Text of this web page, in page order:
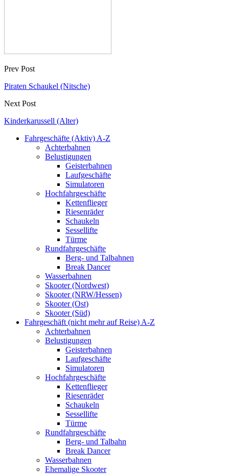
Prev Post
Piraten Schaukel (Nitsche)
Next Post
Kinderkarussell (Alter)
Fahrgeschäfte (Aktiv) A-Z
Achterbahnen
Belustigungen
Geisterbahnen
Laufgeschäfte
Simulatoren
Hochfahrgeschäfte
Kettenflieger
Riesenräder
Schaukeln
Sessellifte
Türme
Rundfahrgeschäfte
Berg- und Talbahnen
Break Dancer
Wasserbahnen
Skooter (Nordwest)
Skooter (NRW/Hessen)
Skooter (Ost)
Skooter (Süd)
Fahrgeschäft (nicht mehr auf Reise) A-Z
Achterbahnen
Belustigungen
Geisterbahnen
Laufgeschäfte
Simulatoren
Hochfahrgeschäfte
Kettenflieger
Riesenräder
Schaukeln
Sessellifte
Türme
Rundfahrgeschäfte
Berg- und Talbahn
Break Dancer
Wasserbahnen
Ehemalige Skooter